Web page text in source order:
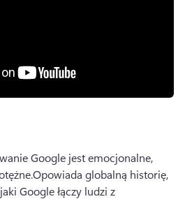
Google jest emocjonalne,
Opowiada globalną historię,
Google łączy ludzi z